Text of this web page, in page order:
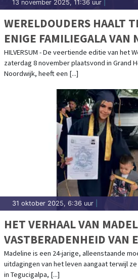
13 november 2025, 11:36 uur
WERELDOUDERS HAALT
ENIGE FAMILIEGALA VAN
€578.750,- OP OM DE
UITHUISPLAATSING IN
HILVERSUM - De veertiende editie van het
zaterdag 8 november plaatsvond in Grand
Noordwijk, heeft een [...]
31 oktober 2025, 6:36 uur
HET VERHAAL VAN
VASTBERADENHEID VAN
ALLEENSTAANDE
Madeline is een 24-jarige, alleenstaande
uitdagingen van het leven aangaat terwijl
in Tegucigalpa, [...]